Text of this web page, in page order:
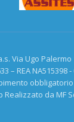
Via Ugo Palermo
– REA
obbligatorio
Realizzato da MF